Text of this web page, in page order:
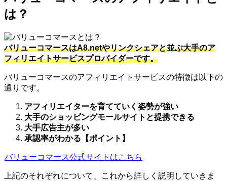
は？
バリューコマースはA8.netやリンクシェアと並ぶ大手のア
フィリエイトサービスプロバイダーです。
バリューコマースのアフィリエイトサービスの特徴は以下の
通りです。
アフィリエイターを育てていく姿勢が強い
大手のショッピングモールサイトと提携できる
大手広告主が多い
承認率がわかる【ポイント】
バリューコマース公式サイトはこちら
上記のそれぞれについて、これから詳しく説明していきま